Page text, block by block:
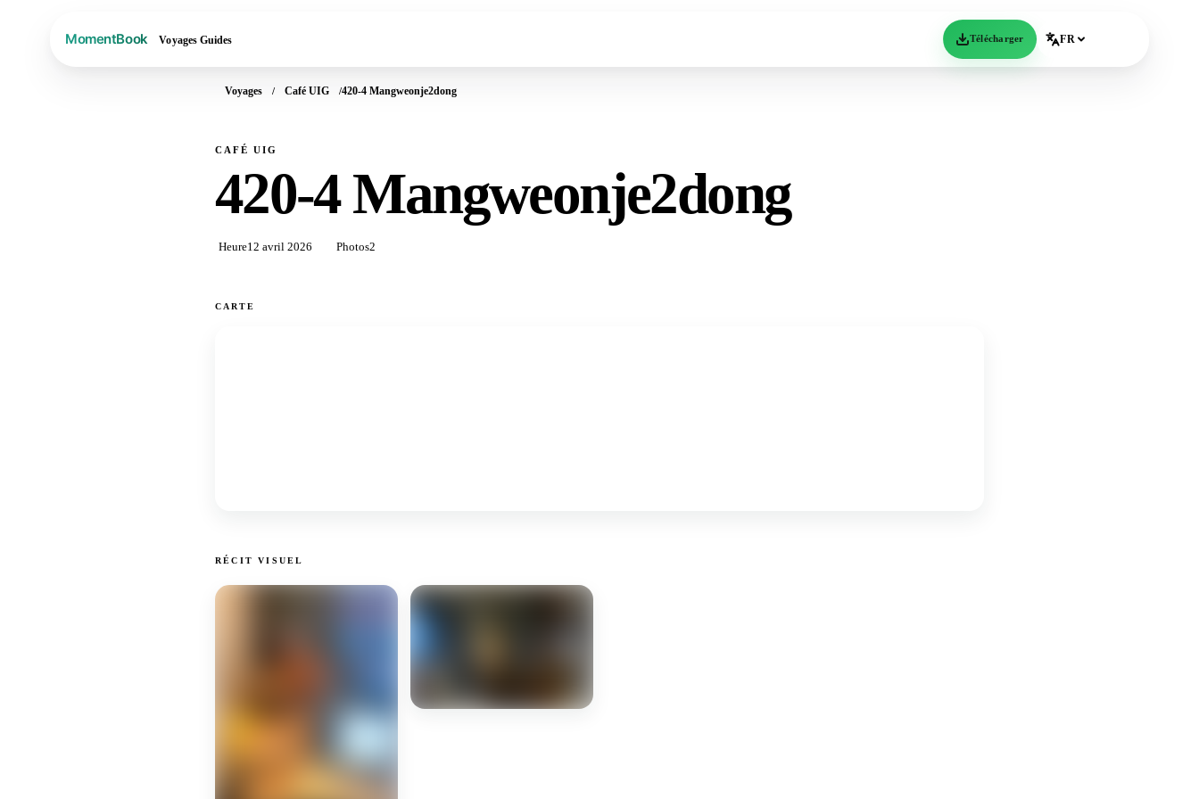
Voyages Guides Télécharger FR
Voyages Café UIG 420-4 Mangweonje2dong
CAFÉ UIG
420-4 Mangweonje2dong
Heure12 avril 2026 Photos2
CARTE
RÉCIT VISUEL